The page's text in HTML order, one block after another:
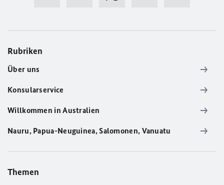
Rubriken
Über uns
Konsularservice
Willkommen in Australien
Nauru, Papua-Neuguinea, Salomonen, Vanuatu
Themen